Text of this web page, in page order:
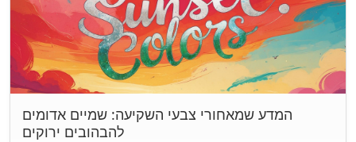
המדע שמאחורי צבעי השקיעה: שמיים אדומים
להבהובים ירוקים